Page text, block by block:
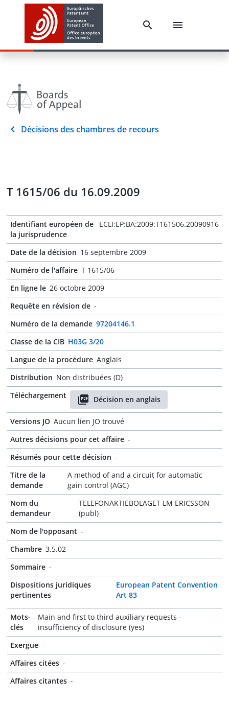
Décisions des chambres de recours
T 1615/06 du 16.09.2009
Identifiant européen de
la jurisprudence
ECLI:EP:BA:2009:T161506.20090916
Date de la décision 16 septembre 2009
Numéro de l'affaire T 1615/06
En ligne le 26 octobre 2009
Requête en révision de -
Numéro de la demande 97204146.1
Classe de la CIB H03G 3/20
Langue de la procédure Anglais
Distribution Non distribuées (D)
Téléchargement
Décision en anglais
Versions JO Aucun lien JO trouvé
Autres décisions pour cet affaire -
Résumés pour cette décision -
Titre de la
demande
A method of and a circuit for automatic
gain control (AGC)
Nom du
demandeur
TELEFONAKTIEBOLAGET LM ERICSSON
(publ)
Nom de l'opposant -
Chambre 3.5.02
Sommaire -
Dispositions juridiques
pertinentes
European Patent Convention
Art 83
Mots-
clés
Main and first to third auxiliary requests -
insufficiency of disclosure (yes)
Exergue -
Affaires citées -
Affaires citantes -